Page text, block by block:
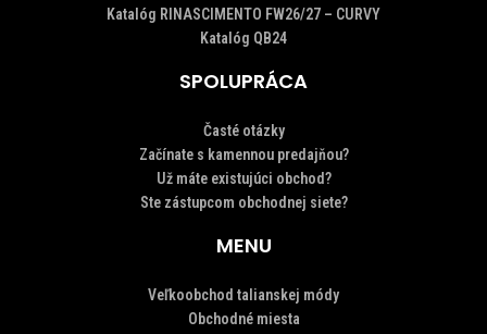
Katalóg RINASCIMENTO FW26/27 – CURVY
Katalóg QB24
SPOLUPRÁCA
Časté otázky
Začínate s kamennou predajňou?
Už máte existujúci obchod?
Ste zástupcom obchodnej siete?
MENU
Veľkoobchod talianskej módy
Obchodné miesta